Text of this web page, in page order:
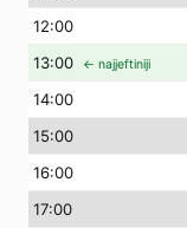
12:00
13:00 ← najjeftiniji
14:00
15:00
16:00
17:00